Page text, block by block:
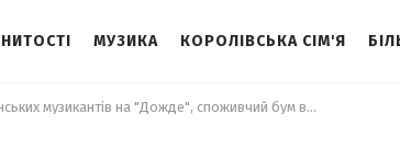
МУЗИКА КОРОЛІВСЬКА СІМ'Я
Резонансні заяви українських музикантів на "Дожде", споживчий бум в Україні, – головне за добу